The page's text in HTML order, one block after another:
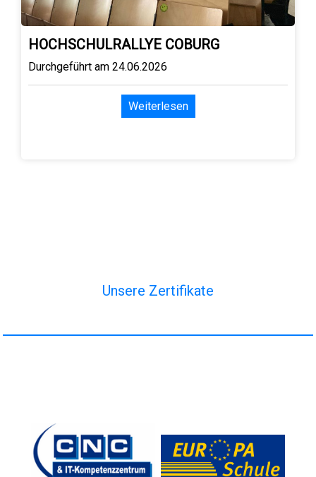
HOCHSCHULRALLYE COBURG
Durchgeführt am 24.06.2026
Weiterlesen
Unsere Zertifikate